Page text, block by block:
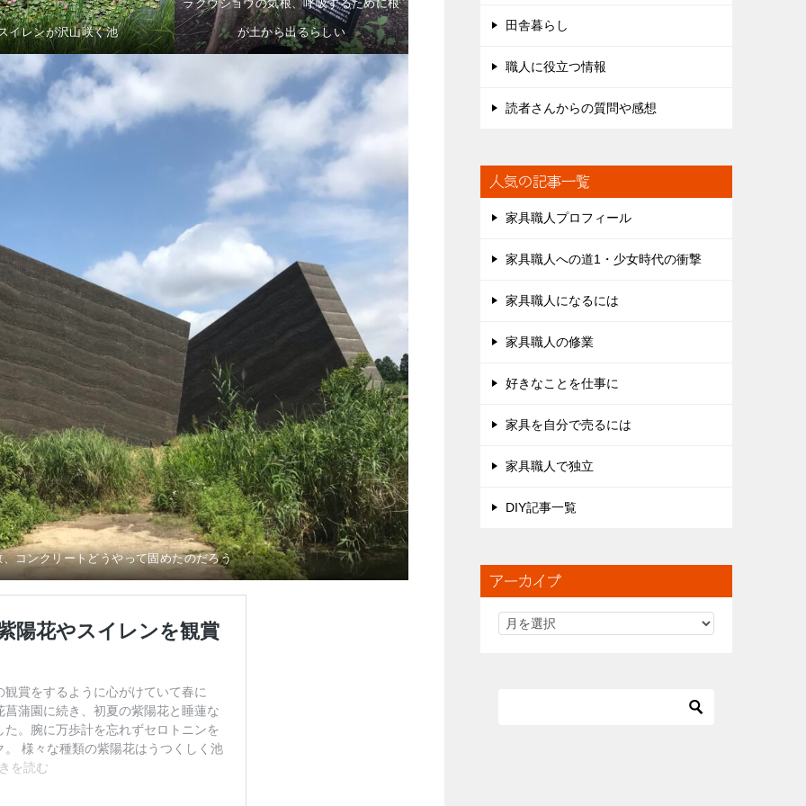
イレンが沢山咲く池
ラクウショウの気根、呼吸するために根
が土から出るらしい
コンクリートどうやって固めたのだろう
田舎暮らし
職人に役立つ情報
読者さんからの質問や感想
人気の記事一覧
家具職人プロフィール
家具職人への道1・少女時代の衝撃
家具職人になるには
家具職人の修業
好きなことを仕事に
家具を自分で売るには
家具職人で独立
DIY記事一覧
アーカイブ